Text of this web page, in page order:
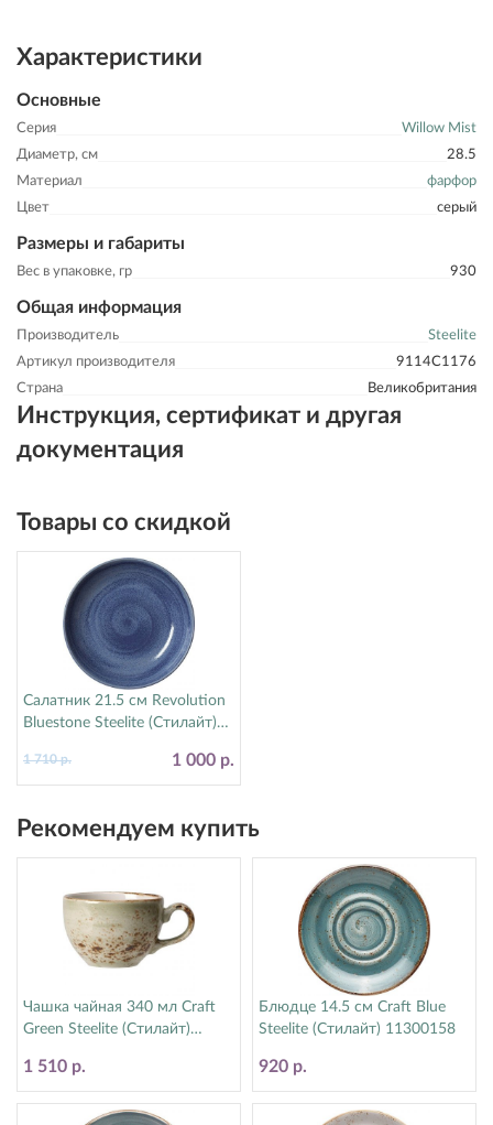
Характеристики
Основные
Серия
Willow Mist
Диаметр, см
28.5
Материал
фарфор
Цвет
серый
Размеры и габариты
Вес в упаковке, гр 930
Общая информация
Производитель
Steelite
Артикул производителя
9114C1176
Страна
Великобритания
Инструкция, сертификат и другая
документация
Товары со скидкой
Салатник 21.5 см Revolution
Bluestone Steelite (Стилайт)
1 000 р.
1 710 р.
Рекомендуем купить
Чашка чайная 340 мл Craft
Green Steelite (Стилайт)
1 510 р.
Блюдце 14.5 см Craft Blue
Steelite (Стилайт) 11300158
920 р.